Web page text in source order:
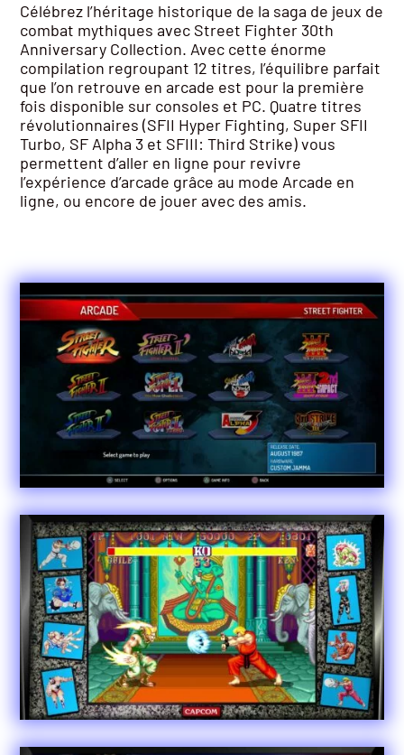
Célébrez l’héritage historique de la saga de jeux de
combat mythiques avec Street Fighter 30th
Anniversary Collection. Avec cette énorme
compilation regroupant 12 titres, l’équilibre parfait
que l’on retrouve en arcade est pour la première
fois disponible sur consoles et PC. Quatre titres
révolutionnaires (SFII Hyper Fighting, Super SFII
Turbo, SF Alpha 3 et SFIII: Third Strike) vous
permettent d’aller en ligne pour revivre
l’expérience d’arcade grâce au mode Arcade en
ligne, ou encore de jouer avec des amis.